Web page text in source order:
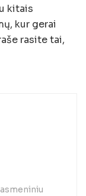
kitais
kur gerai
rasite tai,